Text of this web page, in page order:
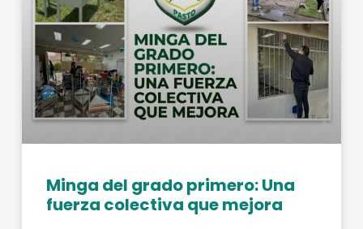
Minga del grado primero: Una
fuerza colectiva que mejora